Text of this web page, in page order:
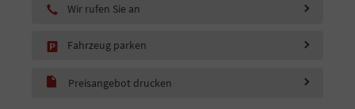
Wir rufen Sie an
Fahrzeug parken
Preisangebot drucken